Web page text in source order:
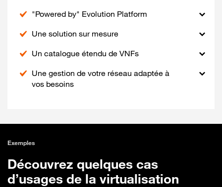
"Powered by" Evolution Platform
Une solution sur mesure
Un catalogue étendu de VNFs
Une gestion de votre réseau adaptée à
vos besoins
Exemples
Découvrez quelques cas
d’usages de la virtualisation